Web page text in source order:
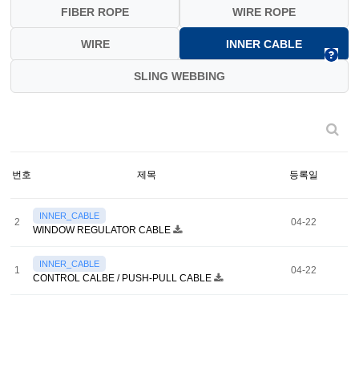
FIBER ROPE WIRE ROPE
WIRE INNER CABLE
SLING WEBBING
번호 제목 등록일
2
INNER_CABLE
WINDOW REGULATOR CABLE
04-22
1
INNER_CABLE
CONTROL CALBE / PUSH-PULL CABLE
04-22